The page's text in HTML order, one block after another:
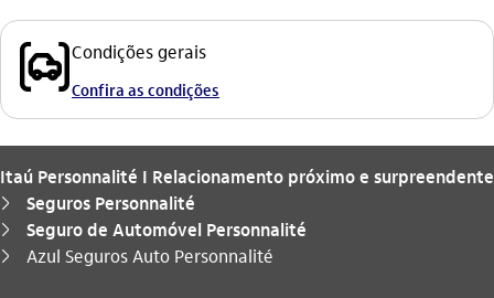
seguro_auto_outlineCondições gerais
Confira as condições
Itaú Personnalité I Relacionamento próximo e surpreendente
seta_direita Seguros Personnalité
seta_direita Seguro de Automóvel Personnalité
seta_direita
Você está aqui:
Azul Seguros Auto Personnalité